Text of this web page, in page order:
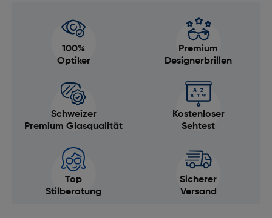
100%
Optiker
Premium
Designerbrillen
Schweizer
Premium Glasqualität
Kostenloser
Sehtest
Top
Stilberatung
Sicherer
Versand